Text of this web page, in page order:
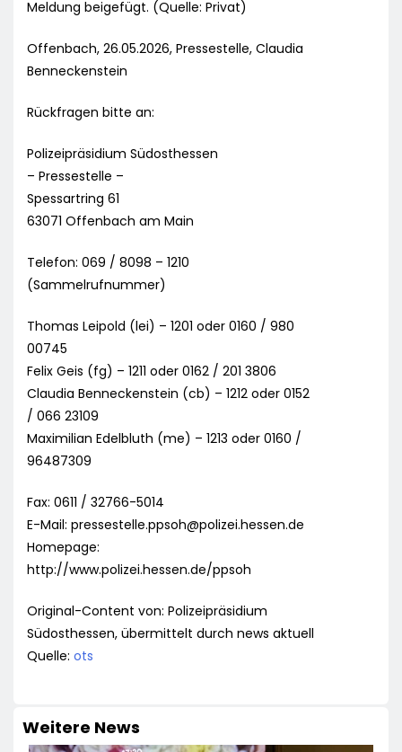
Meldung beigefügt. (Quelle: Privat)
Offenbach, 26.05.2026, Pressestelle, Claudia
Benneckenstein
Rückfragen bitte an:
Polizeipräsidium Südosthessen
– Pressestelle –
Spessartring 61
63071 Offenbach am Main
Telefon: 069 / 8098 – 1210
(Sammelrufnummer)
Thomas Leipold (lei) – 1201 oder 0160 / 980
00745
Felix Geis (fg) – 1211 oder 0162 / 201 3806
Claudia Benneckenstein (cb) – 1212 oder 0152
/ 066 23109
Maximilian Edelbluth (me) – 1213 oder 0160 /
96487309
Fax: 0611 / 32766-5014
E-Mail: pressestelle.ppsoh@polizei.hessen.de
Homepage:
http://www.polizei.hessen.de/ppsoh
Original-Content von: Polizeipräsidium
Südosthessen, übermittelt durch news aktuell
Quelle: ots
Weitere News